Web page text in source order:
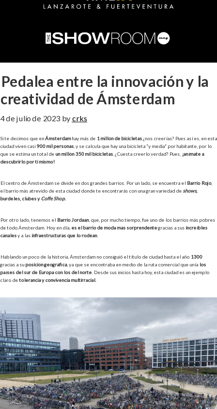
Pedalea entre la innovación y la
creatividad de Ámsterdam
4 de julio de 2023 by crks
Si te decimos que enÁmsterdamhay más de 1 millón de bicicletas ¿nos creerías? Pues así es, en esta
ciudad viven casi900 mil personas , y se calcula que hay una bicicleta “y media“ por habitante, por lo
que se estima un total de un millón 350 mil bicicletas . ¿Cuesta creerlo verdad? Pues, ¡anímate a
descubrirlo por ti mismo!
El centro de Ámsterdam se divide en dos grandes barrios. Por un lado, se encuentra el Barrio Rojo,
el barrio más atrevido de esta ciudad donde te encontrarás con una gran variedad de shows,
burdeles, clubes yCoffe Shop.
Por otro lado, tenemos el Barrio Jordaan, que, por mucho tiempo, fue uno de los barrios más pobres
de todo Ámsterdam. Hoy en día, es el barrio de moda más sorprendentegracias a sus increíbles
canalesy a las infraestructuras que lo rodean.
Hablando un poco de la historia, Ámsterdam no consiguió el título de ciudad hasta el año 1300
gracias a su posición geográfica, ya que se encontraba en medio de la ruta comercial que unía los
países del sur de Europa con los del norte . Desde sus inicios hasta hoy, esta ciudad es un ejemplo
claro detolerancia y convivencia multirracial.